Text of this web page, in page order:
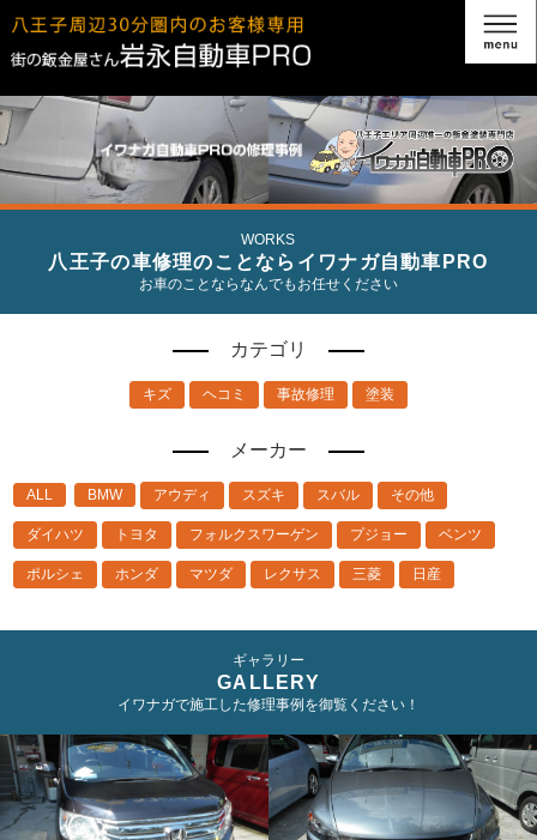
WORKS
八王子の車修理のことならイワナガ自動車PRO
お車のことならなんでもお任せください
カテゴリ
キズ ヘコミ 事故修理 塗装
メーカー
ALL BMW アウディ スズキ スバル その他
ダイハツ トヨタ フォルクスワーゲン プジョー ベンツ
ポルシェ ホンダ マツダ レクサス 三菱 日産
ギャラリー
GALLERY
イワナガで施工した修理事例を御覧ください！